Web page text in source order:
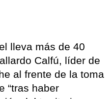
lleva más de 40
Calfú, líder de
al frente de la toma
“tras haber